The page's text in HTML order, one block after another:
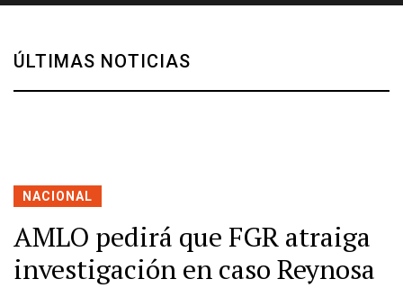
ÚLTIMAS NOTICIAS
NACIONAL
AMLO pedirá que FGR atraiga
investigación en caso Reynosa